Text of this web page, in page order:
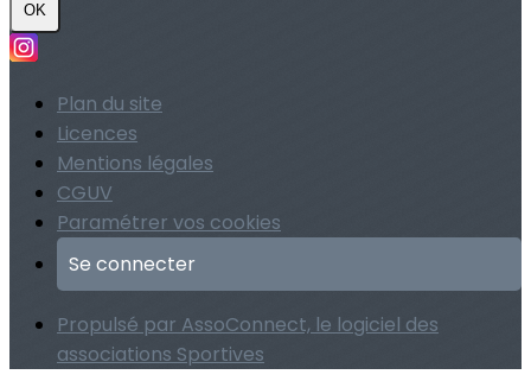
OK
Plan du site
Licences
Mentions légales
CGUV
Paramétrer vos cookies
Se connecter
Propulsé par AssoConnect, le logiciel des
associations Sportives